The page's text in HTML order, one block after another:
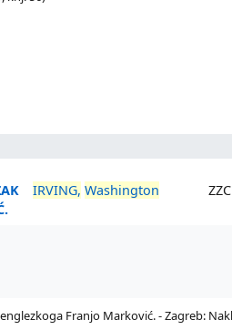
IRVING, Washington
Franjo Marković. - Zagreb: